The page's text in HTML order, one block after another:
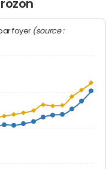
foyer (source :